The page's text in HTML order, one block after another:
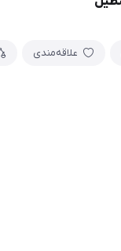
علاقه‌مندی